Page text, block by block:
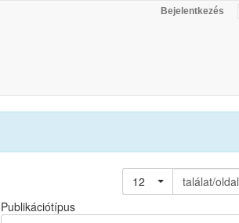
Bejelentkezés
12
találat/oldal
Publikációtípus